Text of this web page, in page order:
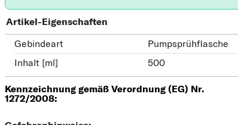
Artikel-Eigenschaften
Gebindeart
Pumpsprühflasche
Inhalt [ml]
500